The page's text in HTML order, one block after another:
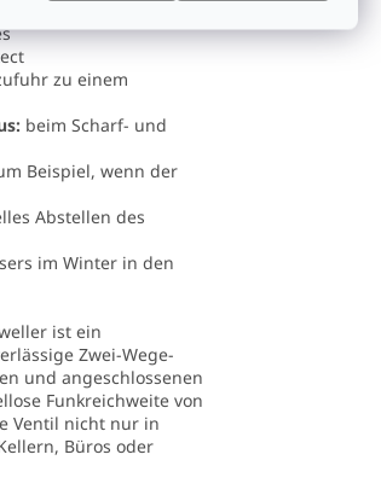
zu einem
beim Scharf- und
Beispiel, wenn der
Abstellen des
im Winter in den
ist ein
Zwei-Wege-
und angeschlossenen
Funkreichweite von
Ventil nicht nur in
Büros oder